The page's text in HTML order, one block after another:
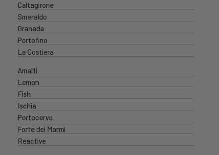
Caltagirone
Smeraldo
Granada
Portofino
La Costiera
Amalfi
Lemon
Fish
Ischia
Portocervo
Forte dei Marmi
Reactive